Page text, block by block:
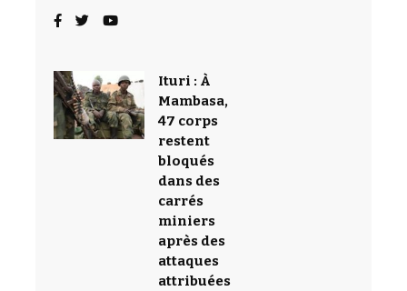
Ituri : À
Mambasa,
47 corps
restent
bloqués
dans des
carrés
miniers
après des
attaques
attribuées